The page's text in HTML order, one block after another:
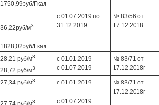
1750,99руб/Гкал
36,22руб/м3
1828,02руб/Гкал
с 01.07.2019 по
31.12.2019
№ 83/56 от
17.12.2018
28,21 руб/м3
28,72 руб/м3
с 01.01.2019
с 01.07.2019
№ 83/71 от
17.12.2018г
27,34 руб/м3
27,74 руб/м3
с 01.01.2019
с 01.07.2019
№ 83/71 от
17.12.2018г